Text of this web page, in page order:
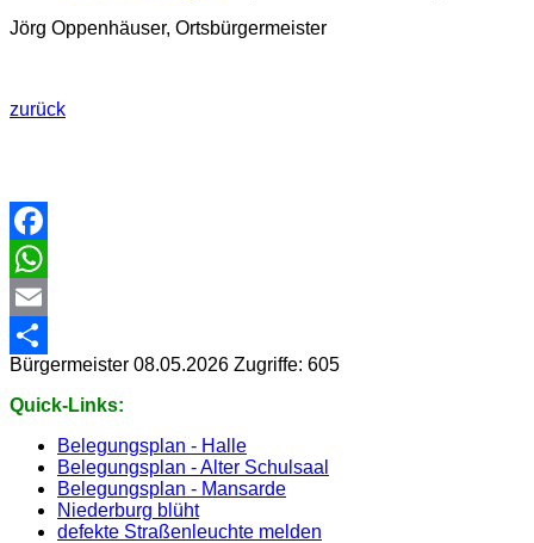
Jörg Oppenhäuser, Ortsbürgermeister
zurück
Facebook
WhatsApp
Email
Share
Bürgermeister 08.05.2026 Zugriffe: 605
Quick-Links:
Belegungsplan - Halle
Belegungsplan - Alter Schulsaal
Belegungsplan - Mansarde
Niederburg blüht
defekte Straßenleuchte melden